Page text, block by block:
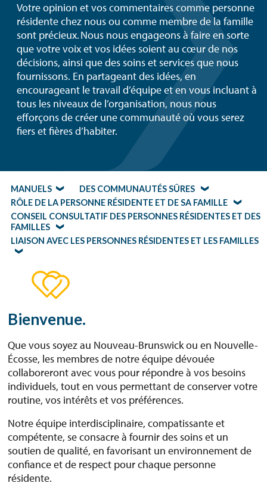
Votre opinion et vos commentaires comme personne
résidente chez nous ou comme membre de la famille
sont précieux. Nous nous engageons à faire en sorte
que votre voix et vos idées soient au cœur de nos
décisions, ainsi que des soins et services que nous
fournissons. En partageant des idées, en
encourageant le travail d’équipe et en vous incluant à
tous les niveaux de l’organisation, nous nous
efforçons de créer une communauté où vous serez
fiers et fières d’habiter.
MANUELS
DES COMMUNAUTÉS SÛRES
RÔLE DE LA PERSONNE RÉSIDENTE ET DE SA FAMILLE
CONSEIL CONSULTATIF DES PERSONNES RÉSIDENTES ET DES
FAMILLES
LIAISON AVEC LES PERSONNES RÉSIDENTES ET LES FAMILLES
Bienvenue.
Que vous soyez au Nouveau-Brunswick ou en Nouvelle-
Écosse, les membres de notre équipe dévouée
collaboreront avec vous pour répondre à vos besoins
individuels, tout en vous permettant de conserver votre
routine, vos intérêts et vos préférences.
Notre équipe interdisciplinaire, compatissante et
compétente, se consacre à fournir des soins et un
soutien de qualité, en favorisant un environnement de
confiance et de respect pour chaque personne
résidente.